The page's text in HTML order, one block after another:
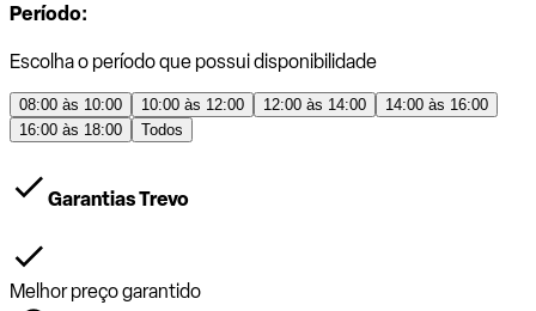
Período:
Escolha o período que possui disponibilidade
08:00 às 10:00 10:00 às 12:00 12:00 às 14:00
14:00 às 16:00
16:00 às 18:00
Todos
Garantias Trevo
Melhor preço garantido